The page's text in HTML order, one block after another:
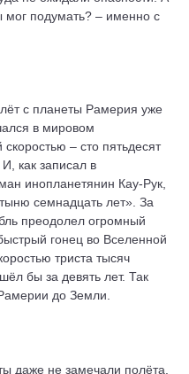
мог подумать? – именно с
с планеты Рамерия уже
в мировом
– сто пятьдесят
как записал в
инопланетянин Кау-Рук,
семнадцать лет». За
преодолел огромный
гонец во Вселенной
триста тысяч
бы за девять лет. Так
до Земли.
даже не замечали полёта.